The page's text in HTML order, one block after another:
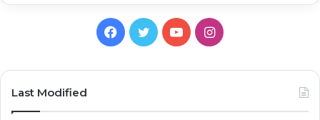
Facebook
TwitterYouTubeInstagram
Last Modified